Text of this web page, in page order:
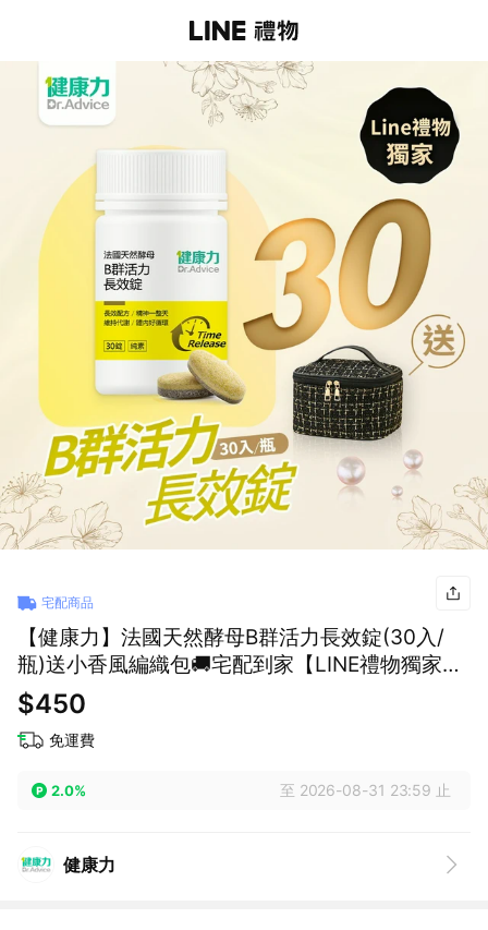
宅配商品
【健康力】法國天然酵母B群活力長效錠(30入/
瓶)送小香風編織包🚚宅配到家【LINE禮物獨家組
合】
$450
免運費
2.0% 至 2026-08-31 23:59 止
健康力